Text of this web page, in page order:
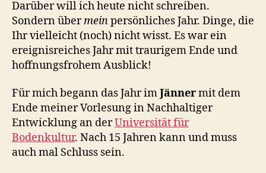
Darüber will ich heute nicht schreiben.
Sondern übermeinpersönliches Jahr. Dinge, die
Ihr vielleicht (noch) nicht wisst. Es war ein
ereignisreiches Jahr mit traurigem Ende und
hoffnungsfrohem Ausblick!
Für mich begann das Jahr imJännermit dem
Ende meiner Vorlesung in Nachhaltiger
Entwicklung an derUniversität für
Bodenkultur. Nach 15 Jahren kann und muss
auch mal Schluss sein.